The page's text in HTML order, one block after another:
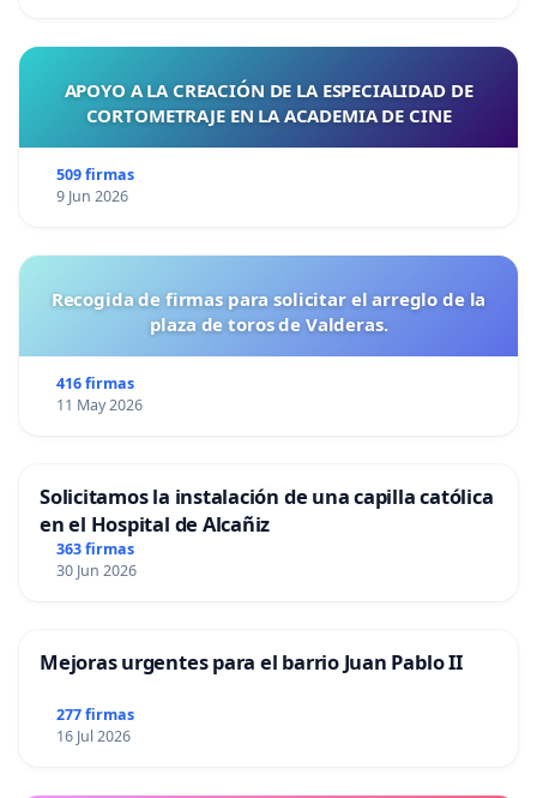
APOYO A LA CREACIÓN DE LA ESPECIALIDAD DE
CORTOMETRAJE EN LA ACADEMIA DE CINE
509 firmas
9 Jun 2026
Recogida de firmas para solicitar el arreglo de la
plaza de toros de Valderas.
416 firmas
11 May 2026
Solicitamos la instalación de una capilla católica
en el Hospital de Alcañiz
363 firmas
30 Jun 2026
Mejoras urgentes para el barrio Juan Pablo II
277 firmas
16 Jul 2026